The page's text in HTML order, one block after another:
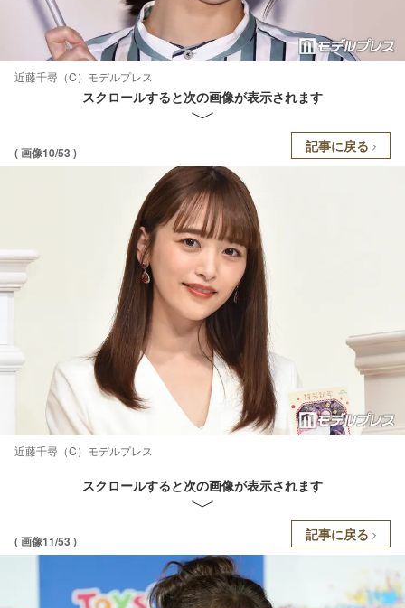
近藤千尋（C）モデルプレス
スクロールすると次の画像が表示されます
( 画像10/53 ) 記事に戻る
近藤千尋（C）モデルプレス
スクロールすると次の画像が表示されます
( 画像11/53 ) 記事に戻る